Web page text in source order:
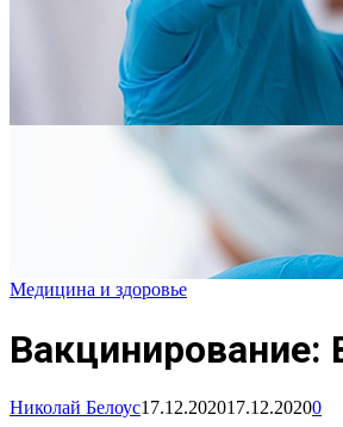
Медицина и здоровье
Вакцинирование:
Николай Белоус17.12.202017.12.20200